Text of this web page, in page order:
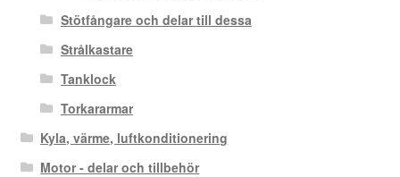
Stötfångare och delar till dessa
Strålkastare
Tanklock
Torkararmar
Kyla, värme, luftkonditionering
Motor - delar och tillbehör